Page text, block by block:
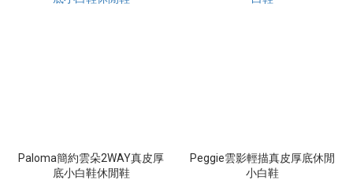
Paloma簡約雲朵2WAY真皮厚
底小白鞋休閒鞋
Peggie雲影輕描真皮厚底休閒
小白鞋